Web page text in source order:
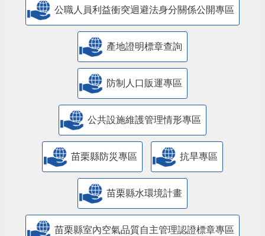
公職人員利益衝突迴避法身分關係公開專區
產地證明標章查詢
防制人口販運專區
​公共設施維護管理情形專區
苗栗縣防災專區 抗旱專區
苗栗縣水環境計畫
苗栗縣室內空氣品質自主管理認證標章專區